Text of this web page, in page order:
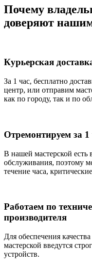
Почему
доверяют
Курьерская
За 1 час, бесплатно
центр, или отправим
как по городу, так и по
Отремонтируем за 1
В нашей мастерской есть
обслуживания, поэтому
течение часа,
Работаем по
производителя
Для обеспечения
мастерской введутся
устройств.